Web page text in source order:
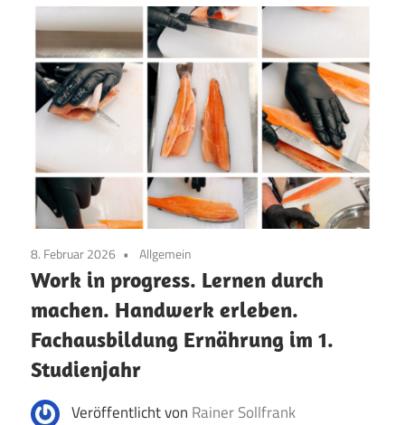
8. Februar 2026 Allgemein
Work in progress. Lernen durch
machen. Handwerk erleben.
Fachausbildung Ernährung im 1.
Studienjahr
Veröffentlicht von Rainer Sollfrank